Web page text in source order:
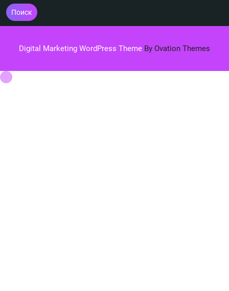
Поиск
Digital Marketing WordPress Theme By Ovation Themes